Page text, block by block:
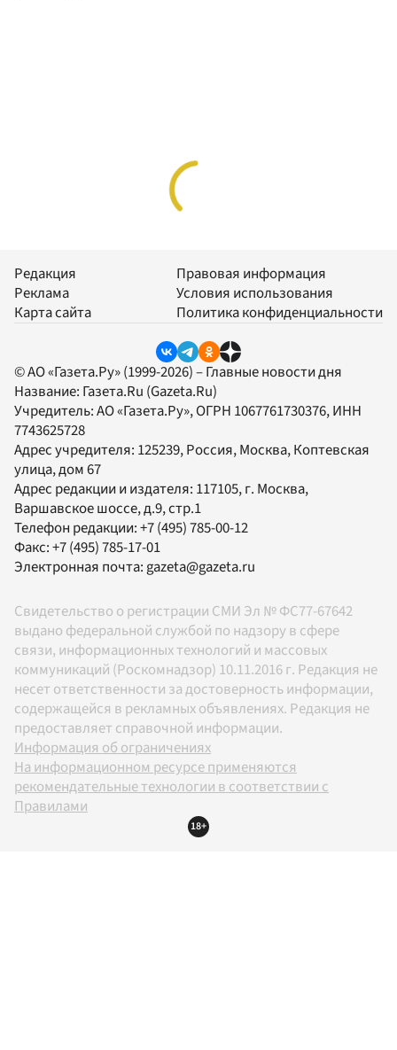
Редакция
Реклама
Карта сайта
Правовая информация
Условия использования
Политика конфиденциальности
© АО «Газета.Ру» (1999-2026) – Главные новости дня
Название: Газета.Ru (Gazeta.Ru)
Учредитель:АО «Газета.Ру», ОГРН 1067761730376, ИНН
7743625728
Адрес учредителя: 125239, Россия, Москва, Коптевская
улица, дом 67
Адрес редакции и издателя: 117105, г. Москва,
Варшавское шоссе, д.9, стр.1
Телефон редакции:+7 (495) 785-00-12
Факс:+7 (495) 785-17-01
Электронная почта: gazeta@gazeta.ru
Свидетельство о регистрации СМИ Эл № ФС77-67642
выдано федеральной службой по надзору в сфере
связи, информационных технологий и массовых
коммуникаций (Роскомнадзор) 10.11.2016 г. Редакция не
несет ответственности за достоверность информации,
содержащейся в рекламных объявлениях. Редакция не
предоставляет справочной информации.
Информация об ограничениях
На информационном ресурсе применяются
рекомендательные технологии в соответствии с
Правилами
18+